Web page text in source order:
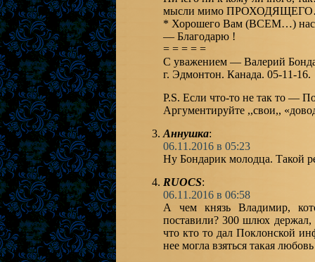
мысли мимо
* Хорошего Вам (ВСЕМ…)
— Благодарю !
= = = = =
С уважением —
г. Эдмонтон. Канада. 05-11-16.
P.S. Если что-
Аргументируйте
Аннушка:
06.11.2016 в 05:23
Ну Бондарик молодца. Такой
RUOCS:
06.11.2016 в 06:58
А чем князь Владимир, которому памятник,
поставили? 300 шлюх держал, и финансистов за госсчет в своем дворце в Белгороде. То,
что кто то дал Поклонской